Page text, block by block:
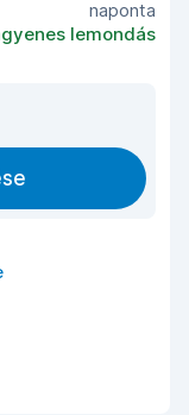
naponta
lemondás